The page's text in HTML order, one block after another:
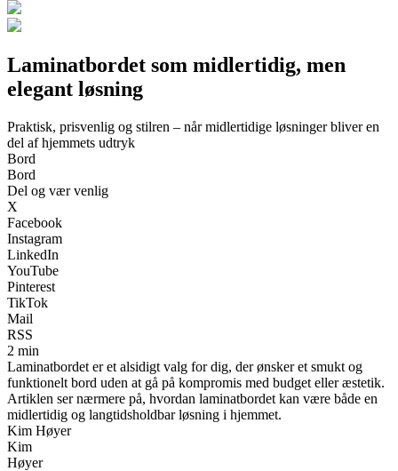
Laminatbordet som midlertidig, men
elegant løsning
Praktisk, prisvenlig og stilren – når midlertidige løsninger bliver en
del af hjemmets udtryk
Bord
Bord
Del og vær venlig
X
Facebook
Instagram
LinkedIn
YouTube
Pinterest
TikTok
Mail
RSS
2 min
Laminatbordet er et alsidigt valg for dig, der ønsker et smukt og
funktionelt bord uden at gå på kompromis med budget eller æstetik.
Artiklen ser nærmere på, hvordan laminatbordet kan være både en
midlertidig og langtidsholdbar løsning i hjemmet.
Kim Høyer
Kim
Høyer